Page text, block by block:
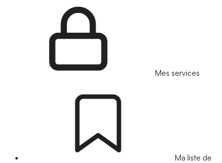
Mes services
Ma liste de